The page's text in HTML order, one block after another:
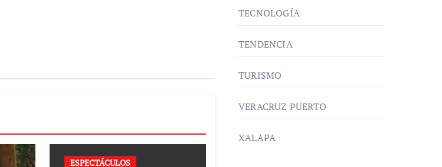
ESPECTÁCULOS
TECNOLOGÍA
TENDENCIA
TURISMO
VERACRUZ PUERTO
XALAPA